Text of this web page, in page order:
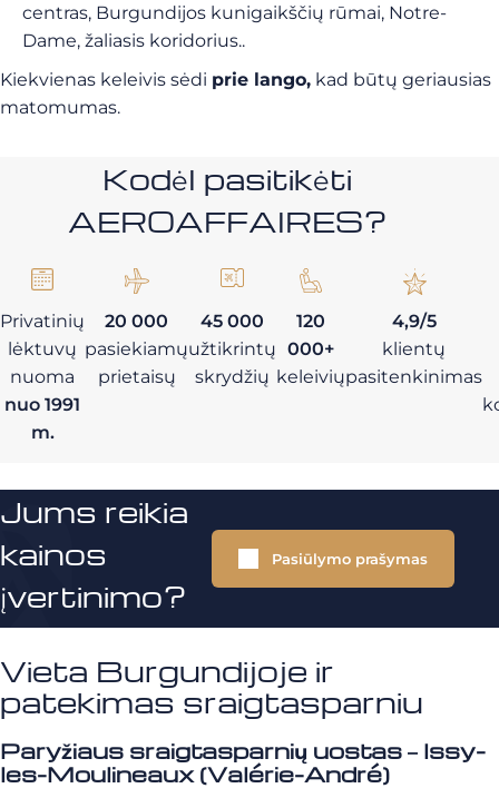
centras, Burgundijos kunigaikščių rūmai, Notre-
Dame, žaliasis koridorius..
Kiekvienas keleivis sėdi prie lango, kad būtų geriausias
matomumas.
Kodėl pasitikėti
AEROAFFAIRES?
Privatinių
lėktuvų
nuoma
nuo 1991
m.
20 000
pasiekiamų
prietaisų
45 000
užtikrintų
skrydžių
120
000+
keleivių
4,9/5
klientų
pasitenkinimas
Jums reikia
kainos
įvertinimo?
Pasiūlymo prašymas
Vieta Burgundijoje ir
patekimas sraigtasparniu
Paryžiaus sraigtasparnių uostas – Issy-
les-Moulineaux (Valérie-André)